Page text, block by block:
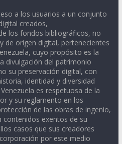
a los usuarios a un conjunto
creados,
los fondos bibliográficos, no
de origen digital, pertenecientes
cuyo propósito es la
divulgación del patrimonio
su preservación digital, con
identidad y diversidad
es respetuosa de la
y su reglamento en los
de las obras de ingenio,
contenidos exentos de su
casos que sus creadores
por este medio